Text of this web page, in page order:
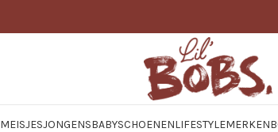
MEISJESJONGENSBABYSCHOENENLIFESTYLEMERKEN